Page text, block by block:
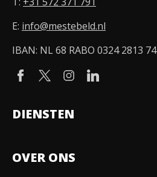
E: info@mestebeld.nl
IBAN: NL 68 RABO 0324 2813 74
DIENSTEN
OVER ONS